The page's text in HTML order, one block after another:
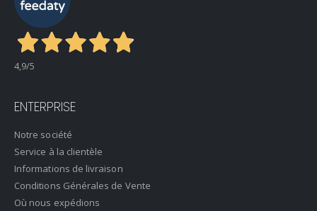
4,9/5
ENTERPRISE
Notre société
Service à la clientèle
Informations de livraison
Conditions Générales de Vente
Où nous expédions